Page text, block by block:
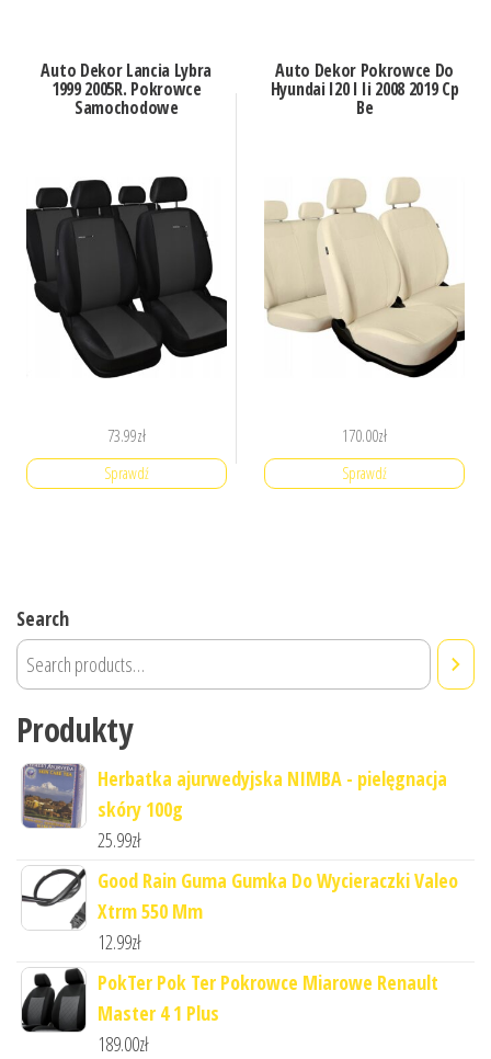
Auto Dekor Lancia Lybra
1999 2005R. Pokrowce
Samochodowe
73.99zł
Sprawdź
Auto Dekor Pokrowce Do
Hyundai I20 I Ii 2008 2019 Cp
Be
170.00zł
Sprawdź
Search
Produkty
Herbatka ajurwedyjska NIMBA - pielęgnacja
skóry 100g
25.99zł
Good Rain Guma Gumka Do Wycieraczki Valeo
Xtrm 550 Mm
12.99zł
PokTer Pok Ter Pokrowce Miarowe Renault
Master 4 1 Plus
189.00zł